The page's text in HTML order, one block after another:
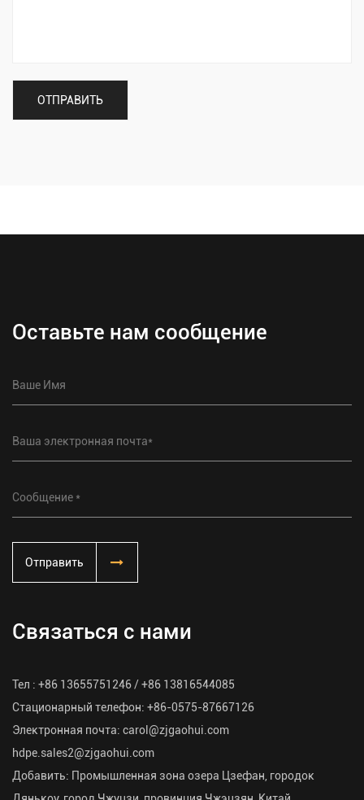
Оставьте нам сообщение
Отправить
Связаться с нами
Тел : +86 13655751246 / +86 13816544085
Стационарный телефон: +86-0575-87667126
Электронная почта: carol@zjgaohui.com
hdpe.sales2@zjgaohui.com
Добавить: Промышленная зона озера Цзефан, городок